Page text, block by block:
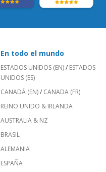
En todo el mundo
ESTADOS UNIDOS (EN)/ ESTADOS
UNIDOS (ES)
CANADÁ (EN)/ CANADA (FR)
REINO UNIDO & IRLANDA
AUSTRALIA & NZ
BRASIL
ALEMANIA
ESPAÑA